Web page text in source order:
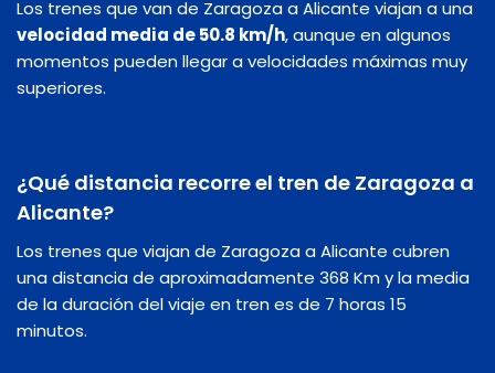
Los trenes que van de Zaragoza a Alicante viajan a una
velocidad media de 50.8 km/h, aunque en algunos
momentos pueden llegar a velocidades máximas muy
superiores.
¿Qué distancia recorre el tren de Zaragoza a
Alicante?
Los trenes que viajan de Zaragoza a Alicante cubren
una distancia de aproximadamente 368 Km y la media
de la duración del viaje en tren es de 7 horas 15
minutos.